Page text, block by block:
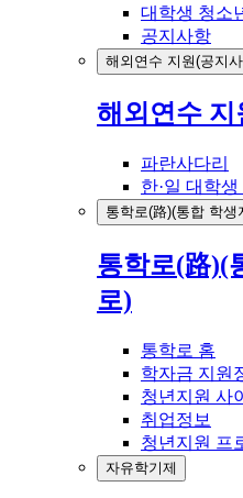
대학생 청소
공지사항
해외연수 지원(공지
해외연수
파란사다리
한·일 대학생
통학로(路)(통합 학생
통학로(路)(
로)
통학로 홈
학자금 지원
청년지원 사
취업정보
청년지원 프
자유학기제